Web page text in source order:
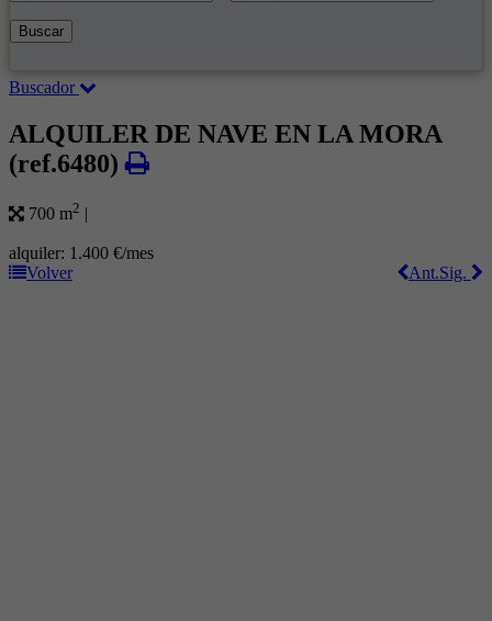
Buscar
Buscador
ALQUILER DE NAVE EN LA MORA
(ref.6480)
700 m2 |
alquiler: 1.400 €/mes
Volver
Sig.
Ant.